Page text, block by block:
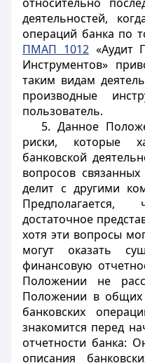
деятельностей,
операций банка по
ПМАП 1012«Аудит
Инструментов»
таким видам
производные
пользователь.
5. Данное
риски, которые
банковской
вопросов
делит с другими
достаточное
хотя эти вопросы
могут оказать
финансовую
Положении не
Положении в общих
банковских
знакомится перед
отчетности банка:
описания